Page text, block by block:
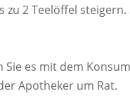
2 Teelöffel
es mit dem Konsum
Apotheker um Rat.